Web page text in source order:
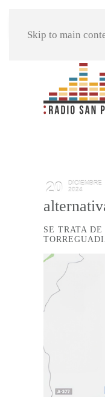
Skip to main
20
DICIEMBRE
2024
SE TRATA